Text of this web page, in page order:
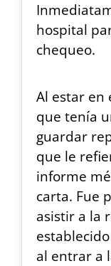
hospital
chequeo.
Al estar
que tenía
guardar
que le
informe
carta. Fue
asistir a la
al entrar a